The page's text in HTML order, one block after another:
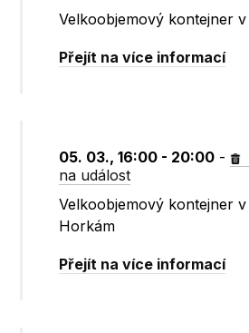
Velkoobjemový kontejner
Přejít na více informací
05. 03., 16:00 - 20:00 -
na událost
Velkoobjemový kontejner
Horkám
Přejít na více informací